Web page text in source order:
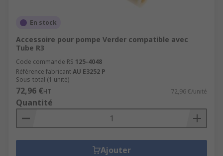
En stock
Accessoire pour pompe Verder compatible avec
Tube R3
Code commande RS 125-4048
Référence fabricantAU E3252 P
Sous-total (1 unité)
72,96 €HT 72,96 €/unité
Quantité
Ajouter